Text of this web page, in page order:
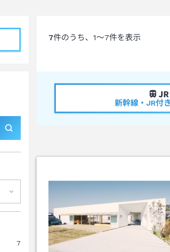
7
7件のうち、 1～7件を表示
新幹線・JR付